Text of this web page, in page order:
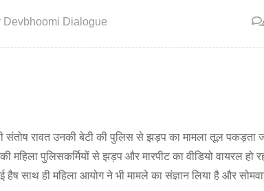
Devbhoomi Dialogue
संतोष रावत उनकी बेटी की पुलिस से झड़प का मामला तूल पकड़ता
महिला पुलिसकर्मियों से झड़प और मारपीट का वीडियो वायरल हो
साथ ही महिला आयोग ने भी मामले का संज्ञान लिया है और सोमवार